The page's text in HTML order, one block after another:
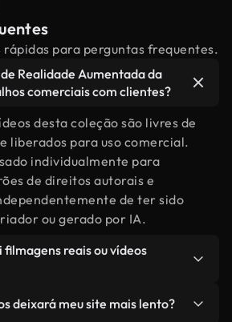
para perguntas frequentes.
Realidade Aumentada da
comerciais com clientes?
desta coleção são livres de
liberados para uso comercial.
individualmente para
de direitos autorais e
de ter sido
ou gerado por IA.
filmagens reais ou vídeos
feitas por humanos,
deixará meu site mais lento?